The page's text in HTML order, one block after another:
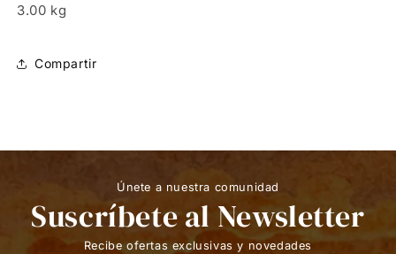
3.00 kg
Compartir
Únete a nuestra comunidad
Suscríbete al Newsletter
Recibe ofertas exclusivas y novedades